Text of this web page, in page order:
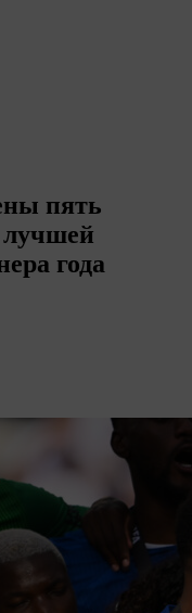
пять
лучшей
года